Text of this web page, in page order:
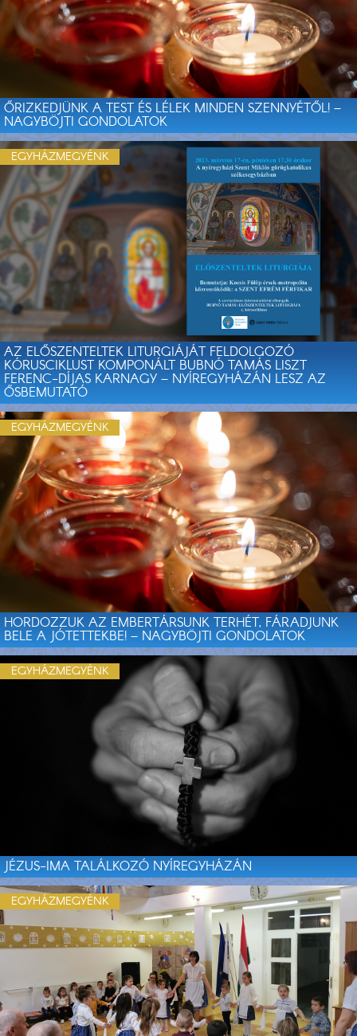
ŐRIZKEDJÜNK A TEST ÉS LÉLEK MINDEN SZENNYÉTŐL! –
NAGYBÖJTI GONDOLATOK
AZ ELŐSZENTELTEK LITURGIÁJÁT FELDOLGOZÓ
KÓRUSCIKLUST KOMPONÁLT BUBNÓ TAMÁS LISZT
FERENC-DÍJAS KARNAGY – NYÍREGYHÁZÁN LESZ AZ
ŐSBEMUTATÓ
EGYHÁZMEGYÉNK
HORDOZZUK AZ EMBERTÁRSUNK TERHÉT, FÁRADJUNK
BELE A JÓTETTEKBE! – NAGYBÖJTI GONDOLATOK
EGYHÁZMEGYÉNK
JÉZUS-IMA TALÁLKOZÓ NYÍREGYHÁZÁN
EGYHÁZMEGYÉNK
EGYHÁZMEGYÉNK